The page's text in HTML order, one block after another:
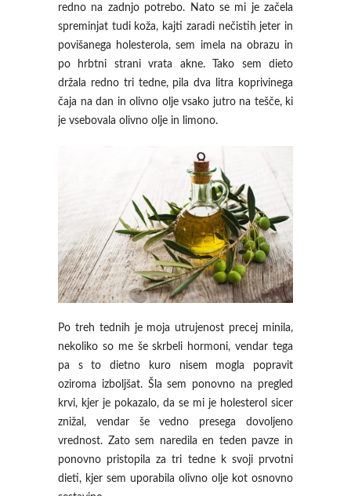
redno na zadnjo potrebo. Nato se mi je začela
spreminjat tudi koža, kajti zaradi nečistih jeter in
povišanega holesterola, sem imela na obrazu in
po hrbtni strani vrata akne. Tako sem dieto
držala redno tri tedne, pila dva litra koprivinega
čaja na dan in olivno olje vsako jutro na tešče, ki
je vsebovala olivno olje in limono.
Po treh tednih je moja utrujenost precej minila,
nekoliko so me še skrbeli hormoni, vendar tega
pa s to dietno kuro nisem mogla popravit
oziroma izboljšat. Šla sem ponovno na pregled
krvi, kjer je pokazalo, da se mi je holesterol sicer
znižal, vendar še vedno presega dovoljeno
vrednost. Zato sem naredila en teden pavze in
ponovno pristopila za tri tedne k svoji prvotni
dieti, kjer sem uporabila olivno olje kot osnovno